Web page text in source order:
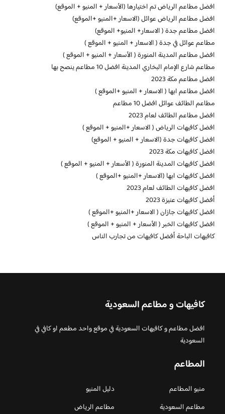
افضل مطاعم الرياض تم اختيارها (الأسعار + المنيو + الموقع)
افضل مطاعم الرياض عوائل (الاسعار +المنيو +الموقع)
افضل مطاعم جدة ( الاسعار+ المنيو+ الموقع)
مطاعم عوائل في جدة ( الاسعار + المنيو + الموقع )
افضل مطاعم المدينة المنورة ( الأسعار + المنيو + الموقع )
مطاعم شارع الإمام البخاري المدينة افضل 10 مطاعم ينصح بها
افضل مطاعم مكة 2023
افضل مطاعم ابها ( الاسعار + المنيو +الموقع )
مطاعم الطائف عوائل افضل 10 مطاعم
افضل مطاعم الطائف لعام 2023
افضل كافيهات الرياض ( الاسعار +المنيو + الموقع )
افضل كافيهات جدة (الاسعار + المنيو + الموقع)
افضل كافيهات مكة 2023
افضل كافيهات المدينة المنورة ( الأسعار + المنيو + الموقع )
افضل كافيهات ابها (الاسعار +المنيو +الموقع )
افضل كافيهات الطائف لعام 2023
أفضل كافيهات عنيزة 2023
افضل كافيهات جازان ( الاسعار +المنيو +الموقع )
افضل كافيهات الخبر ( الأسعار + المنيو + الموقع )
كافيهات الباحة أفضل كافيهات من تجارب الناس
كافيهات و مطاعم السعودية
افضل مطاعم و كافيهات السعودية في موقع واحد مطعم او كافي في
السعودية
المطاعم
منيو المطاعم
دليل المنيو
مطاعم السعودية
مطاعم الرياض